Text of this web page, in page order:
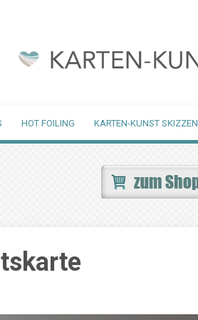
HOT FOILING KARTEN-KUNST SKIZZEN